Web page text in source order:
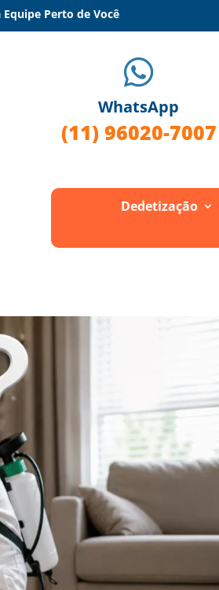
Perto de Você

WhatsApp
(11) 96020-7007
Dedetização